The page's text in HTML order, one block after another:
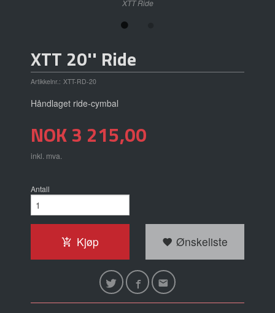
XTT Ride
XTT 20'' Ride
Artikkelnr.: XTT-RD-20
Håndlaget ride-cymbal
Pris
NOK3 215,00
inkl. mva.
Antall
Kjøp Ønskeliste